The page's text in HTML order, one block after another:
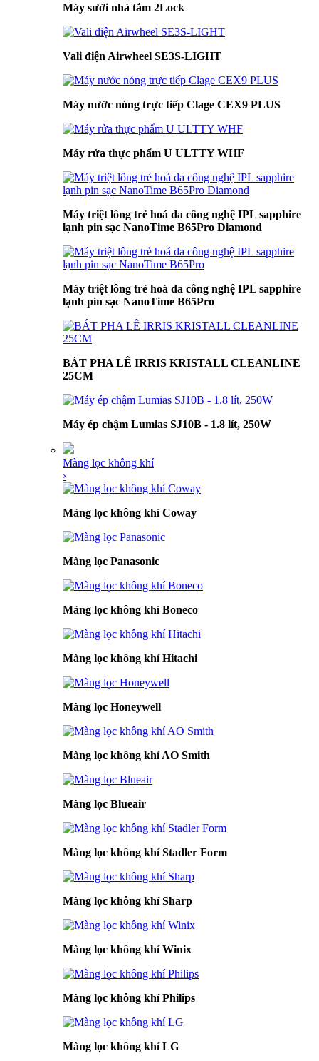
Máy sưởi nhà tắm 2Lock
Vali điện Airwheel SE3S-LIGHT
Máy nước nóng trực tiếp Clage CEX9 PLUS
Máy rửa thực phẩm U ULTTY WHF
Máy triệt lông trẻ hoá da công nghệ IPL sapphire
lạnh pin sạc NanoTime B65Pro Diamond
Máy triệt lông trẻ hoá da công nghệ IPL sapphire
lạnh pin sạc NanoTime B65Pro
BÁT PHA LÊ IRRIS KRISTALL CLEANLINE
25CM
Máy ép chậm Lumias SJ10B - 1.8 lít, 250W
Màng lọc không khí
›
Màng lọc không khí Coway
Màng lọc Panasonic
Màng lọc không khí Boneco
Màng lọc không khí Hitachi
Màng lọc Honeywell
Màng lọc không khí AO Smith
Màng lọc Blueair
Màng lọc không khí Stadler Form
Màng lọc không khí Sharp
Màng lọc không khí Winix
Màng lọc không khí Philips
Màng lọc không khí LG